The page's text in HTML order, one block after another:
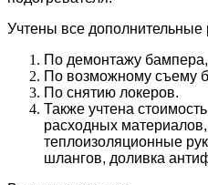
Учтены все дополнительные
По демонтажу бампера,
По возможному съему
По снятию локеров.
Также учтена
расходных
теплоизоляционные
шлангов, доливка